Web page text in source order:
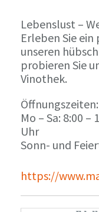
Lebenslust –
Erleben Sie
unseren
probieren Sie
Vinothek.
Öffnungszeiten:
Mo – Sa: 8:00 –
Uhr
Sonn- und
https://